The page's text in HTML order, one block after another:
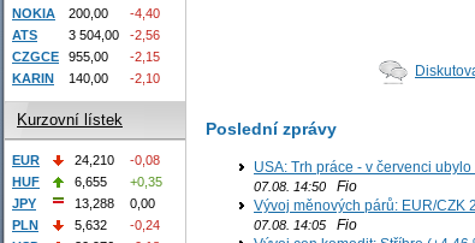
Poslední zprávy
USA: Trh práce - v červenci
07.08. 14:50 Fio
Vývoj měnových párů: EUR/CZK
07.08. 14:05 Fio
NOKIA
200,00
-4,40
ATS
3 504,00
-2,56
CZGCE
955,00
-2,15
KARIN
140,00 -2,10
Kurzovní lístek
EUR 24,210
-0,08
HUF
6,655
+0,35
JPY
13,288
0,00
PLN
5,632
-0,24